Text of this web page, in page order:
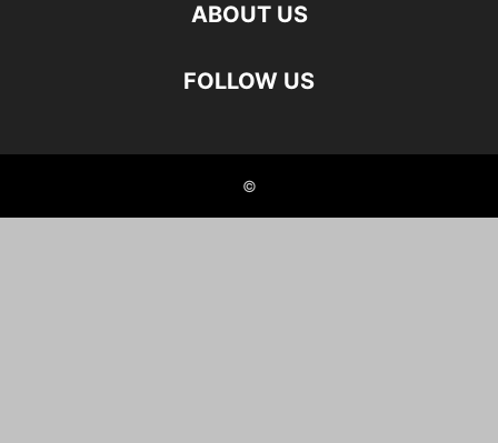
ABOUT US
FOLLOW US
©